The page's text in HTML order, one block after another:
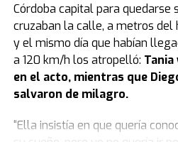
Según reveló el medio
la tatuadora compró el veneno
matado a su bebé quedó
seguridad de un local de
San Pablo.
en un supermercado un día
Córdoba capital para quedarse
cruzaban la calle, a metros del
y el mismo día que habían
a 120 km/h los atropelló:
en el acto, mientras que
salvaron de milagro.
“Ella insistía en que quería